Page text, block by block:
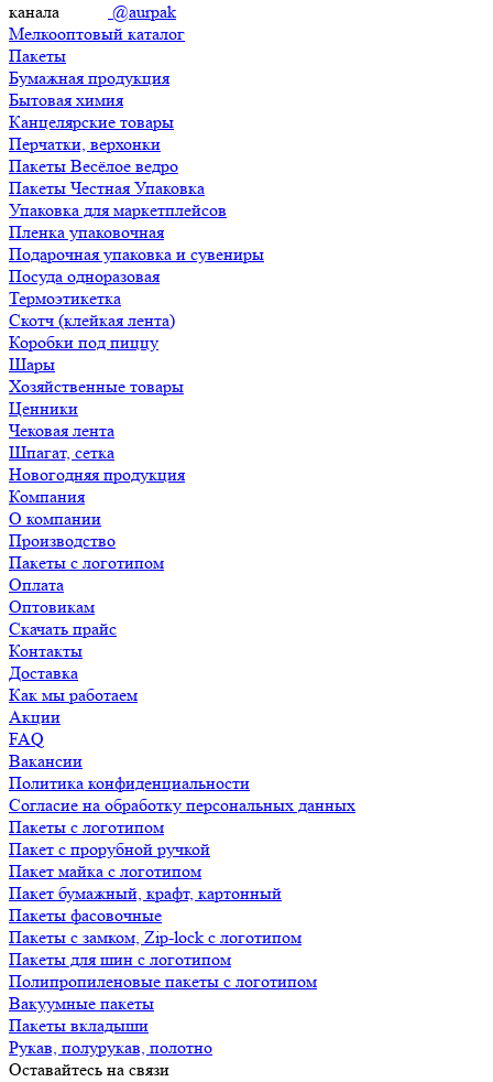
канала
@aurpak
Мелкооптовый каталог
Пакеты
Бумажная продукция
Бытовая химия
Канцелярские товары
Перчатки, верхонки
Пакеты Весёлое ведро
Пакеты Честная Упаковка
Упаковка для маркетплейсов
Пленка упаковочная
Подарочная упаковка и сувениры
Посуда одноразовая
Термоэтикетка
Скотч (клейкая лента)
Коробки под пиццу
Шары
Хозяйственные товары
Ценники
Чековая лента
Шпагат, сетка
Новогодняя продукция
Компания
О компании
Производство
Пакеты с логотипом
Оплата
Оптовикам
Скачать прайс
Контакты
Доставка
Как мы работаем
Акции
FAQ
Вакансии
Политика конфиденциальности
Согласие на обработку персональных данных
Пакеты с логотипом
Пакет с прорубной ручкой
Пакет майка с логотипом
Пакет бумажный, крафт, картонный
Пакеты фасовочные
Пакеты с замком, Zip-lock с логотипом
Пакеты для шин с логотипом
Полипропиленовые пакеты с логотипом
Вакуумные пакеты
Пакеты вкладыши
Рукав, полурукав, полотно
Оставайтесь на связи